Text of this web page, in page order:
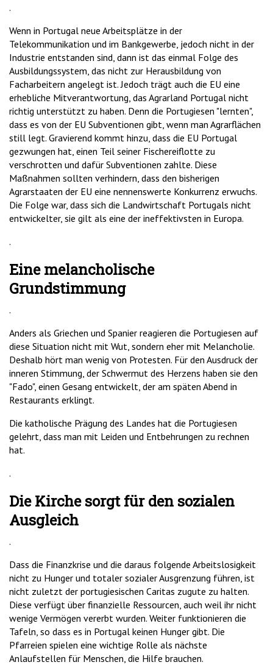
.
Wenn in Portugal neue Arbeitsplätze in der
Telekommunikation und im Bankgewerbe, jedoch nicht in der
Industrie entstanden sind, dann ist das einmal Folge des
Ausbildungssystem, das nicht zur Herausbildung von
Facharbeitern angelegt ist. Jedoch trägt auch die EU eine
erhebliche Mitverantwortung, das Agrarland Portugal nicht
richtig unterstützt zu haben. Denn die Portugiesen "lernten",
dass es von der EU Subventionen gibt, wenn man Agrarflächen
still legt. Gravierend kommt hinzu, dass die EU Portugal
gezwungen hat, einen Teil seiner Fischereiflotte zu
verschrotten und dafür Subventionen zahlte. Diese
Maßnahmen sollten verhindern, dass den bisherigen
Agrarstaaten der EU eine nennenswerte Konkurrenz erwuchs.
Die Folge war, dass sich die Landwirtschaft Portugals nicht
entwickelter, sie gilt als eine der ineffektivsten in Europa.
.
Eine melancholische
Grundstimmung
.
Anders als Griechen und Spanier reagieren die Portugiesen auf
diese Situation nicht mit Wut, sondern eher mit Melancholie.
Deshalb hört man wenig von Protesten. Für den Ausdruck der
inneren Stimmung, der Schwermut des Herzens haben sie den
"Fado", einen Gesang entwickelt, der am späten Abend in
Restaurants erklingt.
Die katholische Prägung des Landes hat die Portugiesen
gelehrt, dass man mit Leiden und Entbehrungen zu rechnen
hat.
.
Die Kirche sorgt für den sozialen
Ausgleich
.
Dass die Finanzkrise und die daraus folgende Arbeitslosigkeit
nicht zu Hunger und totaler sozialer Ausgrenzung führen, ist
nicht zuletzt der portugiesischen Caritas zugute zu halten.
Diese verfügt über finanzielle Ressourcen, auch weil ihr nicht
wenige Vermögen vererbt wurden. Weiter funktionieren die
Tafeln, so dass es in Portugal keinen Hunger gibt. Die
Pfarreien spielen eine wichtige Rolle als nächste
Anlaufstellen für Menschen, die Hilfe brauchen.